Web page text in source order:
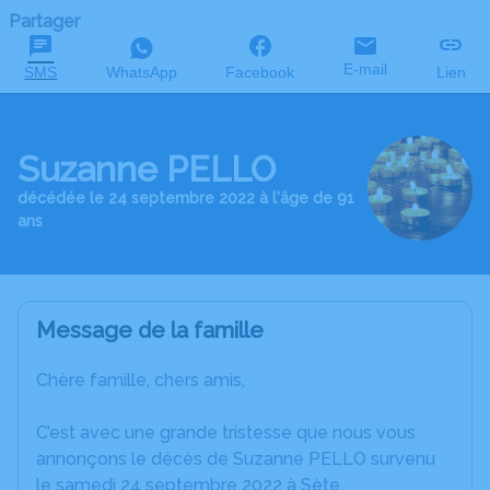
Partager
SMS WhatsApp Facebook E-mail Lien
Suzanne PELLO
décédée le 24 septembre 2022 à l'âge de 91
ans
Message de la famille
Chère famille, chers amis,
C’est avec une grande tristesse que nous vous
annonçons le décès de Suzanne PELLO survenu
le samedi 24 septembre 2022 à Sète.